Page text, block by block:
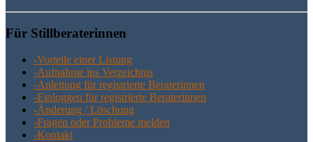
Für Still­be­ra­te­rin­nen
-Vor­tei­le einer Listung
-Auf­nah­me ins Verzeichnis
-Anlei­tung für regis­trier­te Beraterinnen
-Ein­log­gen für regis­trier­te Beraterinnen
-Ände­rung / Löschung
-Fra­gen oder Pro­ble­me melden
-Kon­takt